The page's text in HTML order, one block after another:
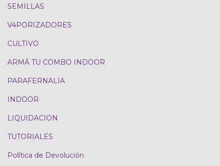
SEMILLAS
V4PORIZADORES
CULTIVO
ARMÁ TU COMBO INDOOR
PARAFERNALIA
INDOOR
LIQUIDACION
TUTORIALES
Política de Devolución